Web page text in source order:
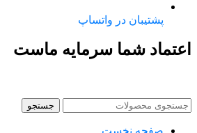
پشتیبان در واتساپ
اعتماد شما سرمایه ماست
جستجو